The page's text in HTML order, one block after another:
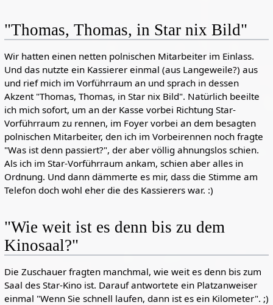
"Thomas, Thomas, in Star nix Bild"
Wir hatten einen netten polnischen Mitarbeiter im Einlass.
Und das nutzte ein Kassierer einmal (aus Langeweile?) aus
und rief mich im Vorführraum an und sprach in dessen
Akzent "Thomas, Thomas, in Star nix Bild". Natürlich beeilte
ich mich sofort, um an der Kasse vorbei Richtung Star-
Vorführraum zu rennen, im Foyer vorbei an dem besagten
polnischen Mitarbeiter, den ich im Vorbeirennen noch fragte
"Was ist denn passiert?", der aber völlig ahnungslos schien.
Als ich im Star-Vorführraum ankam, schien aber alles in
Ordnung. Und dann dämmerte es mir, dass die Stimme am
Telefon doch wohl eher die des Kassierers war. :)
"Wie weit ist es denn bis zu dem
Kinosaal?"
Die Zuschauer fragten manchmal, wie weit es denn bis zum
Saal des Star-Kino ist. Darauf antwortete ein Platzanweiser
einmal "Wenn Sie schnell laufen, dann ist es ein Kilometer". ;)